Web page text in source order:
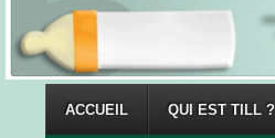
Menu
ACCUEIL
QUI EST TILL ?